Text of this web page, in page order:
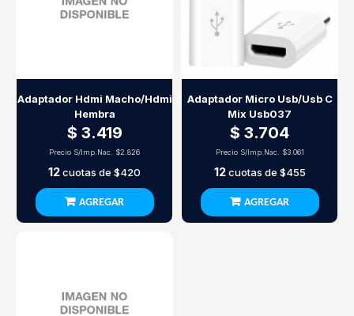
Adaptador Hdmi Macho/Hdmi
Hembra
$ 3.419
Precio S/Imp.Nac. $2.826
12cuotas de $420
AGREGAR
Adaptador Micro Usb/Usb C
Mix Usb037
$ 3.704
Precio S/Imp.Nac. $3.061
12cuotas de $455
AGREGAR